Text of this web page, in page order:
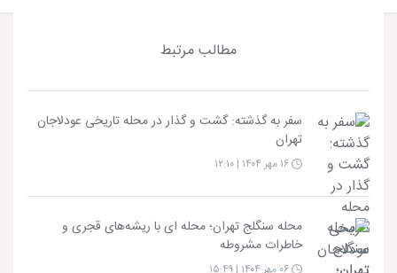
مطالب مرتبط
سفر به گذشته: گشت‌ و گذار در محله تاریخی عودلاجان
تهران
محله سنگلج تهران؛ محله‌ ای با ریشه‌های قجری و
خاطرات مشروطه